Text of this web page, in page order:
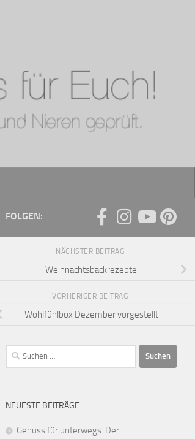
FOLGEN:
NÄCHSTER BEITRAG
Weihnachtsbackrezepte
VORHERIGER BEITRAG
Wohlfühlbox Dezember vorgestellt
Suchen
nach:
NEUESTE BEITRÄGE
Genuss für unterwegs: Der